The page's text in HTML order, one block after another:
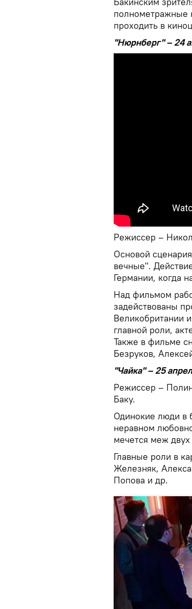
полнометражные
проходить в
"Нюрнберг" – 24
Режиссер –
Основой
вечные".
Германии, когда
Над фильмом
задействованы
Великобритании
главной роли,
Также в фильме
Безруков,
"Чайка" – 25
Режиссер –
Баку.
Одинокие люди в
неравном
мечется меж двух
Главные роли в
Железняк,
Попова и др.